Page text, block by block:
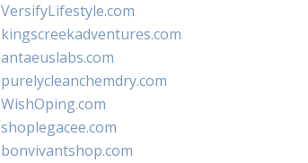
VersifyLifestyle.com
kingscreekadventures.com
antaeuslabs.com
purelycleanchemdry.com
WishOping.com
shoplegacee.com
bonvivantshop.com